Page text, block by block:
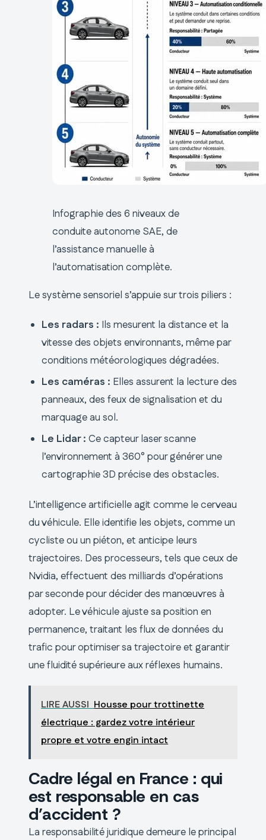
Infographie des 6 niveaux de
conduite autonome SAE, de
l’assistance manuelle à
l’automatisation complète.
Le système sensoriel s’appuie sur trois piliers :
Les radars : Ils mesurent la distance et la
vitesse des objets environnants, même par
conditions météorologiques dégradées.
Les caméras : Elles assurent la lecture des
panneaux, des feux de signalisation et du
marquage au sol.
Le Lidar : Ce capteur laser scanne
l’environnement à 360° pour générer une
cartographie 3D précise des obstacles.
L’intelligence artificielle agit comme le cerveau
du véhicule. Elle identifie les objets, comme un
cycliste ou un piéton, et anticipe leurs
trajectoires. Des processeurs, tels que ceux de
Nvidia, effectuent des milliards d’opérations
par seconde pour décider des manœuvres à
adopter. Le véhicule ajuste sa position en
permanence, traitant les flux de données du
trafic pour optimiser sa trajectoire et garantir
une fluidité supérieure aux réflexes humains.
LIRE AUSSI Housse pour trottinette
électrique : gardez votre intérieur
propre et votre engin intact
Cadre légal en France : qui
est responsable en cas
d’accident ?
La responsabilité juridique demeure le principal